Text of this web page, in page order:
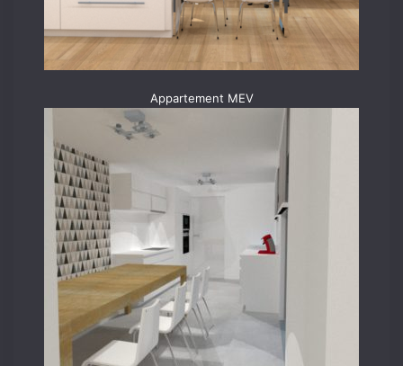
Appartement MEV